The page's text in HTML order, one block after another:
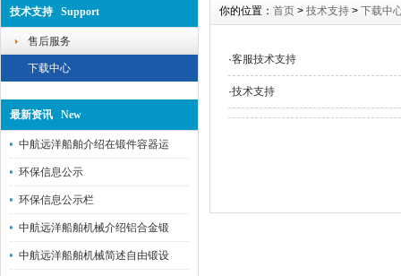
技术支持 Support
售后服务
下载中心
最新资讯 New
中航远洋船舶介绍在锻件容器运
环保信息公示
环保信息公示栏
中航远洋船舶机械介绍铝合金锻
中航远洋船舶机械简述自由锻设
你的位置： 首页 > 技术支持 > 下载中
·客服技术支持
·技术支持